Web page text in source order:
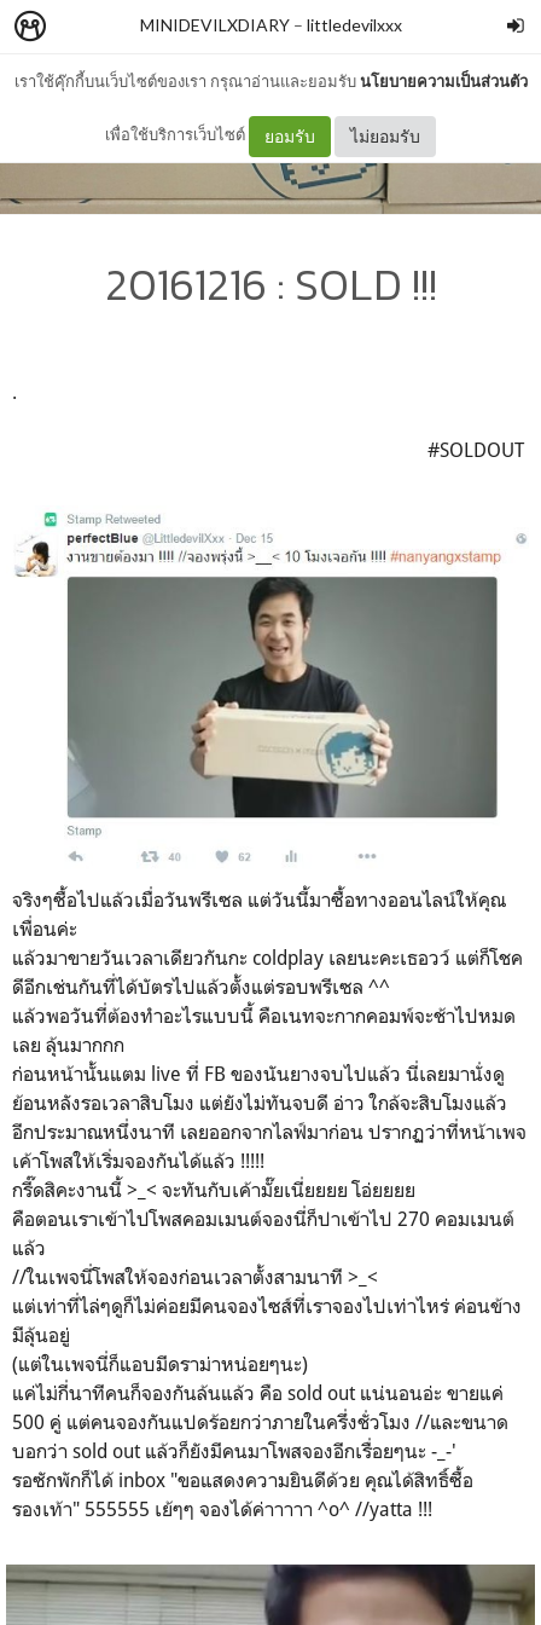
เราใช้คุ๊กกี้บนเว็บไซต์ของเรา กรุณาอ่านและยอมรับนโยบายความเป็นส่วนตัว
เพื่อใช้บริการเว็บไซต์ ยอมรับ ไม่ยอมรับ
MINIDEVILXDIARY– littledevilxxx
20161216 : SOLD !!!
.
#SOLDOUT
จริงๆซื้อไปแล้วเมื่อวันพรีเซล แต่วันนี้มาซื้อทางออนไลน์ให้คุณ
เพื่อนค่ะ
แล้วมาขายวันเวลาเดียวกันกะ coldplay เลยนะคะเธอวว์ แต่ก็โชค
ดีอีกเช่นกันที่ได้บัตรไปแล้วตั้งแต่รอบพรีเซล ^^
แล้วพอวันที่ต้องทำอะไรแบบนี้ คือเนทจะกากคอมพ์จะช้าไปหมด
เลย ลุ้นมากกก
ก่อนหน้านั้นแตม live ที่ FB ของนันยางจบไปแล้ว นี่เลยมานั่งดู
ย้อนหลังรอเวลาสิบโมง แต่ยังไม่ทันจบดี อ่าว ใกล้จะสิบโมงแล้ว
อีกประมาณหนึ่งนาที เลยออกจากไลฟ์มาก่อน ปรากฏว่าที่หน้าเพจ
เค้าโพสให้เริ่มจองกันได้แล้ว !!!!!
กรี๊ดสิคะงานนี้ >_< จะทันกับเค้ามั๊ยเนี่ยยยย โอ่ยยยย
คือตอนเราเข้าไปโพสคอมเมนต์จองนี่ก็ปาเข้าไป 270 คอมเมนต์
แล้ว
//ในเพจนี่โพสให้จองก่อนเวลาตั้งสามนาที >_<
แต่เท่าที่ไล่ๆดูก็ไม่ค่อยมีคนจองไซส์ที่เราจองไปเท่าไหร่ ค่อนข้าง
มีลุ้นอยู่
(แต่ในเพจนี่ก็แอบมีดราม่าหน่อยๆนะ)
แค่ไม่กี่นาทีคนก็จองกันล้นแล้ว คือ sold out แน่นอนอ่ะ ขายแค่
500 คู่ แต่คนจองกันแปดร้อยกว่าภายในครึ่งชั่วโมง //และขนาด
บอกว่า sold out แล้วก็ยังมีคนมาโพสจองอีกเรื่อยๆนะ -_-'
รอซักพักก็ได้ inbox "ขอแสดงความยินดีด้วย คุณได้สิทธิ์ซื้อ
รองเท้า" 555555 เย้ๆๆ จองได้ค่าาาาา ^o^ //yatta !!!